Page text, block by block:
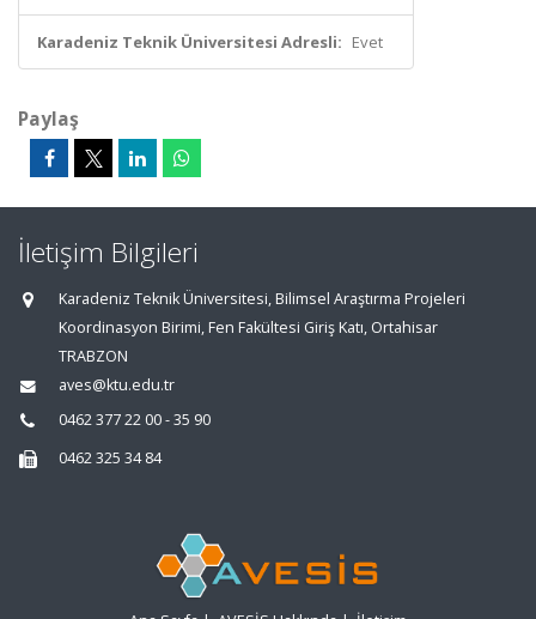
Karadeniz Teknik Üniversitesi Adresli: Evet
Paylaş
İletişim Bilgileri
Karadeniz Teknik Üniversitesi, Bilimsel Araştırma Projeleri
Koordinasyon Birimi, Fen Fakültesi Giriş Katı, Ortahisar
TRABZON
aves@ktu.edu.tr
0462 377 22 00 - 35 90
0462 325 34 84